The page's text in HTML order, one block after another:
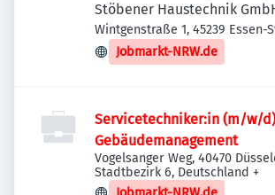
Stöbener Haustechnik
Wintgenstraße 1, 45239 Essen-
IX, Deutschland
Jobmarkt-NRW.de
Servicetechniker:in (m/w/
Gebäudemanagement
Vogelsanger Weg, 40470
Stadtbezirk 6, Deutschland +